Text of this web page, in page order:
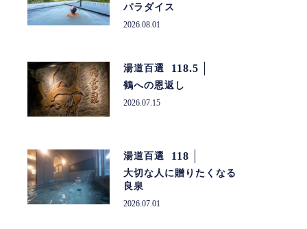
パラダイス
2026.08.01
湯道百選 118.5
鶴への恩返し
2026.07.15
湯道百選 118
大切な人に贈りたくなる
良泉
2026.07.01